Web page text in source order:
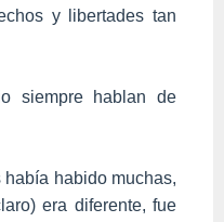
y libertades tan
siempre hablan de
habido muchas,
era diferente, fue